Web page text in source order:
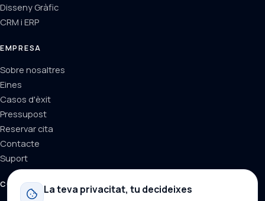
Disseny Gràfic
CRM i ERP
EMPRESA
Sobre nosaltres
Eines
Casos d'èxit
Pressupost
Reservar cita
Contacte
Suport
CONTACTELa teva privacitat, tu decideixes